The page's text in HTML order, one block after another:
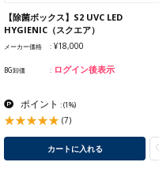
【除菌ボックス】S2 UVC LED
HYGIENIC（スクエア）
メーカー価格 ¥18,000
BG卸価 ログイン後表示
ポイント :(1%)
(7)
カートに入れる